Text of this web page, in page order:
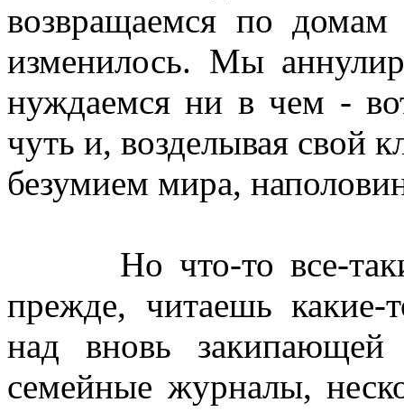
возвращаемся по
изменилось. Мы
нуждаемся ни в чем -
чуть и, возделывая свой
безумием мира,
Но что-то все-таки
прежде, читаешь какие-
над вновь
семейные журналы,